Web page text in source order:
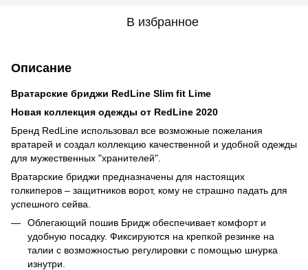
В избранное
Описание
Вратарские бриджи RedLine Slim fit Lime
Новая коллекция одежды от RedLine 2020
Бренд RedLine использовал все возможные пожелания
вратарей и создал коллекцию качественной и удобной одежды
для мужественных "хранителей".
Вратарские бриджи предназначены для настоящих
голкиперов – защитников ворот, кому не страшно падать для
успешного сейва.
Облегающий пошив Бридж обеспечивает комфорт и
удобную посадку. Фиксируются на крепкой резинке на
талии с возможностью регулировки с помощью шнурка
изнутри.